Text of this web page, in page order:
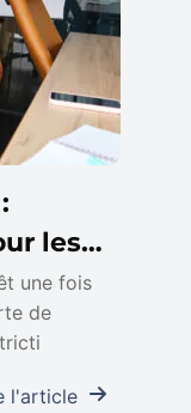
les
une fois
de
l'article